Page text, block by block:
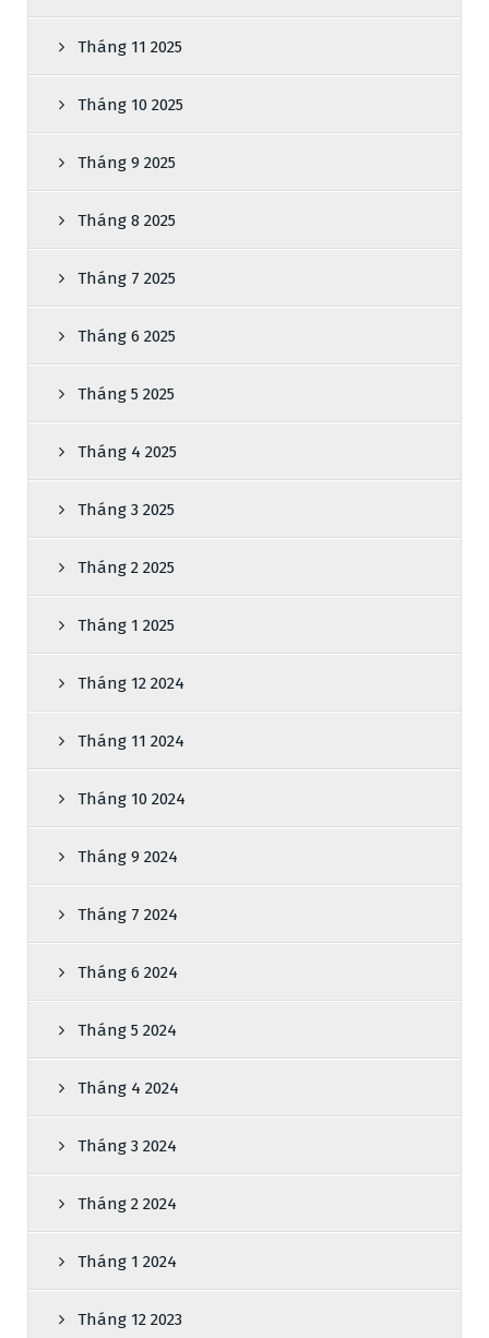
Tháng 11 2025
Tháng 10 2025
Tháng 9 2025
Tháng 8 2025
Tháng 7 2025
Tháng 6 2025
Tháng 5 2025
Tháng 4 2025
Tháng 3 2025
Tháng 2 2025
Tháng 1 2025
Tháng 12 2024
Tháng 11 2024
Tháng 10 2024
Tháng 9 2024
Tháng 7 2024
Tháng 6 2024
Tháng 5 2024
Tháng 4 2024
Tháng 3 2024
Tháng 2 2024
Tháng 1 2024
Tháng 12 2023